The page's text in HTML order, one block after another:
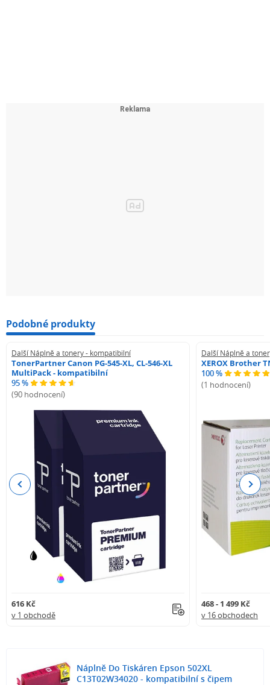
Podobné produkty
Další Náplně a tonery - kompatibilní
TonerPartner Canon PG-545-XL, CL-546-XL
MultiPack - kompatibilní
95 %
(90 hodnocení)
616 Kč
v 1 obchodě
Další Náplně a
XEROX Brother
100 %
(1 hodnocení)
468 - 1 499 Kč
v 16 obchodech
Previous Next
Náplně Do Tiskáren Epson 502XL
C13T02W34020 - kompatibilní s čipem